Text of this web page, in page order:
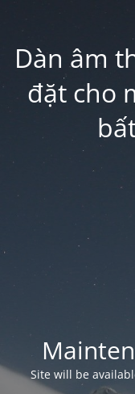
Dàn âm
đặt cho
Site will be